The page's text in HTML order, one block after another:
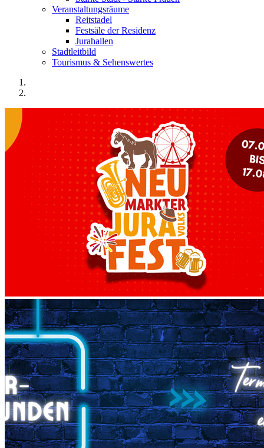
Veranstaltungsräume
Reitstadel
Festsäle der Residenz
Jurahallen
Stadtleitbild
Tourismus & Sehenswertes